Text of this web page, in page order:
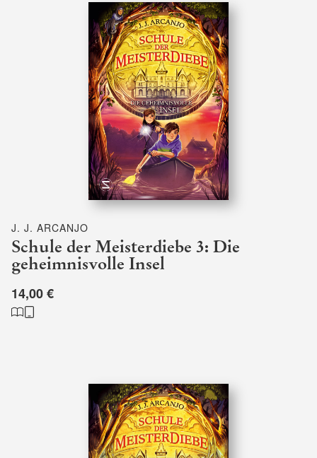
J. J. ARCANJO
Schule der Meisterdiebe 3: Die
geheimnisvolle Insel
14,00 €